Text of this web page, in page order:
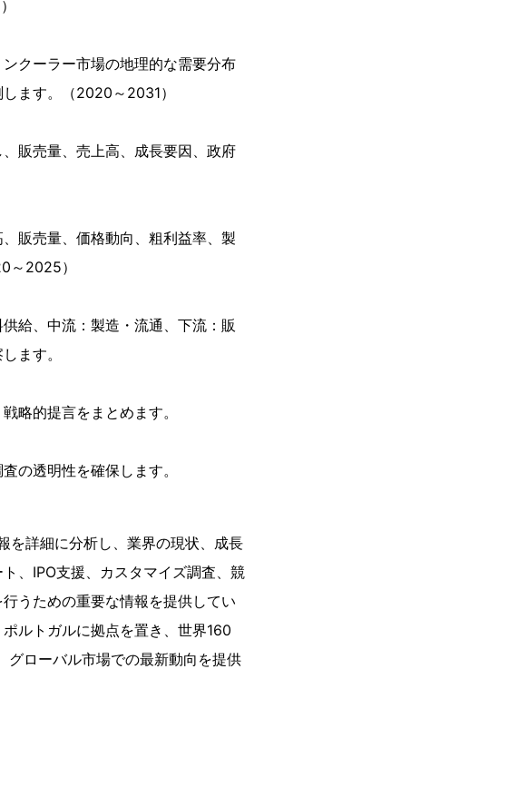
クーラー市場の地理的な需要分布
ます。（2020～2031）
販売量、売上高、成長要因、政府
販売量、価格動向、粗利益率、製
～2025）
給、中流：製造・流通、下流：販
ます。
略的提言をまとめます。
の透明性を確保します。
を詳細に分析し、業界の現状、成長
、IPO支援、カスタマイズ調査、競
うための重要な情報を提供してい
ルトガルに拠点を置き、世界160
ローバル市場での最新動向を提供